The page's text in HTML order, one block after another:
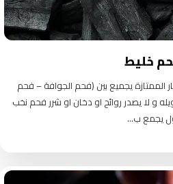
خليط
يجميع بين (فحم الجوافة – فحم
و لا يصدر روائح او دخان او شرر فحم نخب
يجمع ب...